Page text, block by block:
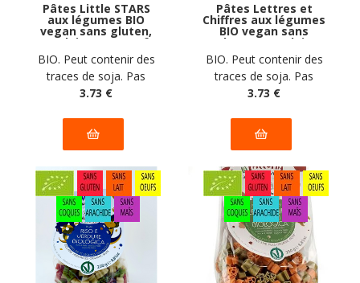
Pâtes Little STARS
aux légumes BIO
vegan sans gluten,
sans lait, sans oeufs,
sans coque, sans
arachide Pasta
Natura : 250g
BIO. Peut contenir des
traces de soja. Pas
d'autres traces
fabricant
3.73 €
Pâtes Lettres et
Chiffres aux légumes
BIO vegan sans
gluten, sans lait,
sans oeufs, sans
coque, sans arachide
Pasta Natura : 250g
BIO. Peut contenir des
traces de soja. Pas
d'autres traces
fabricant
3.73 €